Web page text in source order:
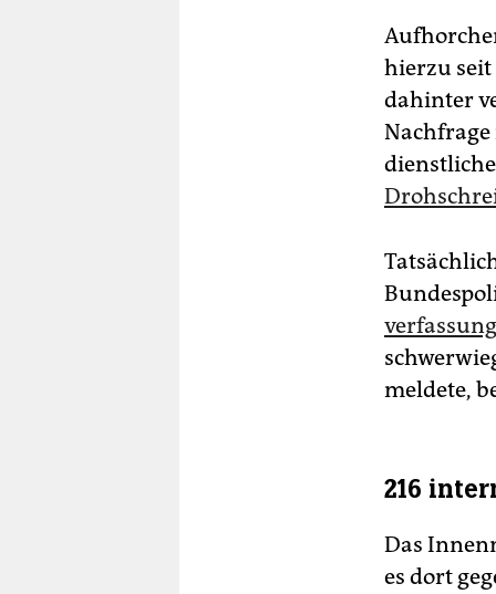
hierzu seit
dahinter
meldete,
216
Das
es dort